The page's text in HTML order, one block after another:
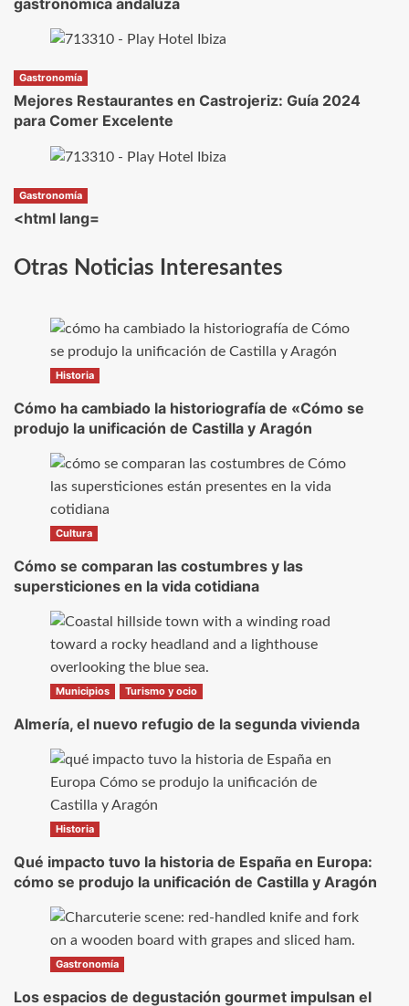
Gastronomía
Mejores Restaurantes en Castrojeriz: Guía 2024
para Comer Excelente
Gastronomía
<html lang=
Otras Noticias Interesantes
Historia
Cómo ha cambiado la historiografía de «Cómo se
produjo la unificación de Castilla y Aragón
Cultura
Cómo se comparan las costumbres y las
supersticiones en la vida cotidiana
Municipios Turismo y ocio
Almería, el nuevo refugio de la segunda vivienda
Historia
Qué impacto tuvo la historia de España en Europa:
cómo se produjo la unificación de Castilla y Aragón
Gastronomía
Los espacios de degustación gourmet impulsan el